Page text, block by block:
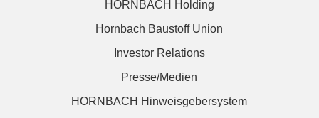
HORNBACH Holding
Hornbach Baustoff Union
Investor Relations
Presse/Medien
HORNBACH Hinweisgebersystem